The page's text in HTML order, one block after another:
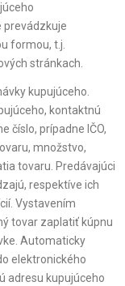
prevádzkuje
formou, t.j.
stránkach.
kupujúceho.
kontaktnú
číslo, prípadne IČO,
množstvo,
tovaru. Predávajúci
respektíve ich
Vystavením
tovar zaplatiť kúpnu
Automaticky
elektronického
adresu kupujúceho